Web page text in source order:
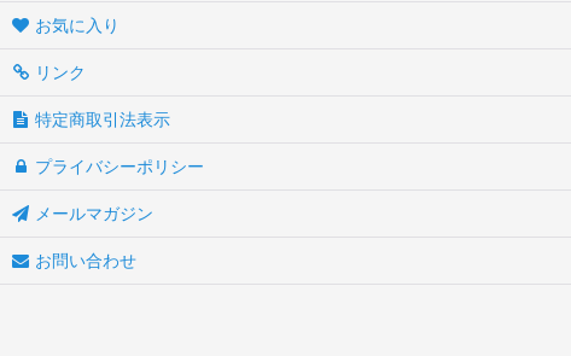
お気に入り
リンク
特定商取引法表示
プライバシーポリシー
メールマガジン
お問い合わせ